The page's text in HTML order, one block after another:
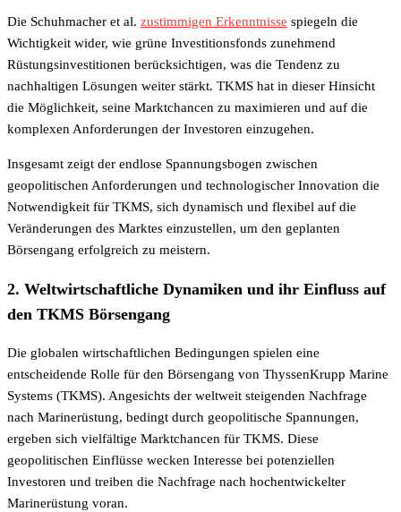
Die Schuhmacher et al. zustimmigen Erkenntnisse spiegeln die
Wichtigkeit wider, wie grüne Investitionsfonds zunehmend
Rüstungsinvestitionen berücksichtigen, was die Tendenz zu
nachhaltigen Lösungen weiter stärkt. TKMS hat in dieser Hinsicht
die Möglichkeit, seine Marktchancen zu maximieren und auf die
komplexen Anforderungen der Investoren einzugehen.
Insgesamt zeigt der endlose Spannungsbogen zwischen
geopolitischen Anforderungen und technologischer Innovation die
Notwendigkeit für TKMS, sich dynamisch und flexibel auf die
Veränderungen des Marktes einzustellen, um den geplanten
Börsengang erfolgreich zu meistern.
2. Weltwirtschaftliche Dynamiken und ihr Einfluss auf
den TKMS Börsengang
Die globalen wirtschaftlichen Bedingungen spielen eine
entscheidende Rolle für den Börsengang von ThyssenKrupp Marine
Systems (TKMS). Angesichts der weltweit steigenden Nachfrage
nach Marinerüstung, bedingt durch geopolitische Spannungen,
ergeben sich vielfältige Marktchancen für TKMS. Diese
geopolitischen Einflüsse wecken Interesse bei potenziellen
Investoren und treiben die Nachfrage nach hochentwickelter
Marinerüstung voran.